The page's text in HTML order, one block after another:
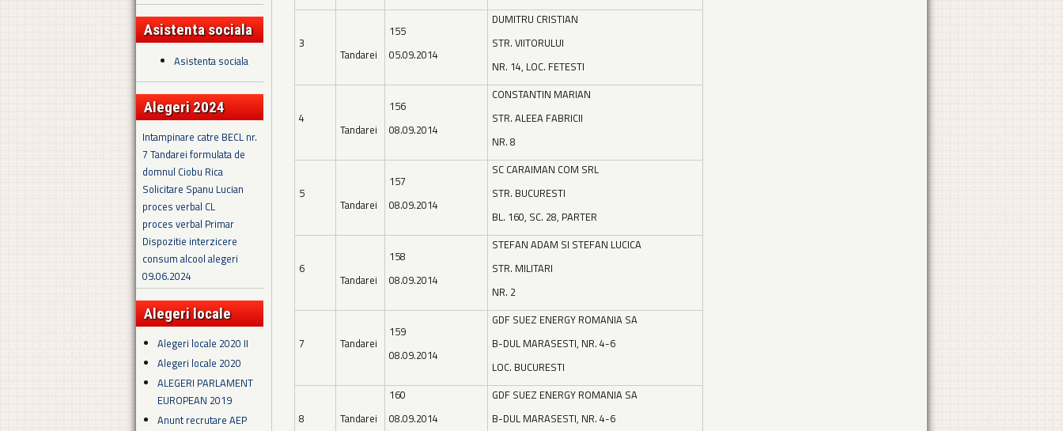
Asistenta sociala
Asistenta sociala
Alegeri 2024
Intampinare catre BECL nr.
7 Tandarei formulata de
domnul Ciobu Rica
Solicitare Spanu Lucian
proces verbal CL
proces verbal Primar
Dispozitie interzicere
consum alcool alegeri
09.06.2024
Alegeri locale
Alegeri locale 2020 II
Alegeri locale 2020
ALEGERI PARLAMENT
EUROPEAN 2019
Anunt recrutare AEP
3
Tandarei
155
05.09.2014
DUMITRU CRISTIAN
STR. VIITORULUI
NR. 14, LOC. FETESTI
4
Tandarei
156
08.09.2014
CONSTANTIN MARIAN
STR. ALEEA FABRICII
NR. 8
5
Tandarei
157
08.09.2014
SC CARAIMAN COM SRL
STR. BUCURESTI
BL. 160, SC. 28, PARTER
6
Tandarei
158
08.09.2014
STEFAN ADAM SI STEFAN LUCICA
STR. MILITARI
NR. 2
7 Tandarei
159
08.09.2014
GDF SUEZ ENERGY ROMANIA SA
B-DUL MARASESTI, NR. 4-6
LOC. BUCURESTI
8 Tandarei
160
08.09.2014
GDF SUEZ ENERGY ROMANIA SA
B-DUL MARASESTI, NR. 4-6